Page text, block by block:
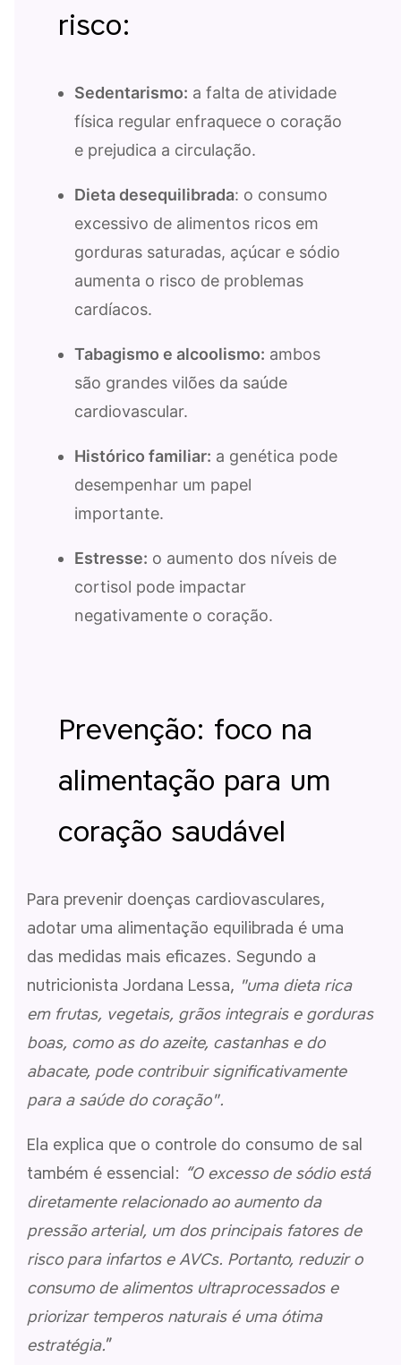
risco:
Sedentarismo: a falta de atividade
física regular enfraquece o coração
e prejudica a circulação.
Dieta desequilibrada: o consumo
excessivo de alimentos ricos em
gorduras saturadas, açúcar e sódio
aumenta o risco de problemas
cardíacos.
Tabagismo e alcoolismo: ambos
são grandes vilões da saúde
cardiovascular.
Histórico familiar: a genética pode
desempenhar um papel
importante.
Estresse: o aumento dos níveis de
cortisol pode impactar
negativamente o coração.
Prevenção: foco na
alimentação para um
coração saudável
Para prevenir doenças cardiovasculares,
adotar uma alimentação equilibrada é uma
das medidas mais eficazes. Segundo a
nutricionista Jordana Lessa, "uma dieta rica
em frutas, vegetais, grãos integrais e gorduras
boas, como as do azeite, castanhas e do
abacate, pode contribuir significativamente
para a saúde do coração".
Ela explica que o controle do consumo de sal
também é essencial: “O excesso de sódio está
diretamente relacionado ao aumento da
pressão arterial, um dos principais fatores de
risco para infartos e AVCs. Portanto, reduzir o
consumo de alimentos ultraprocessados e
priorizar temperos naturais é uma ótima
estratégia.”